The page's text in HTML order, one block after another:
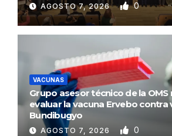
AGOSTO 7, 2026 0
VACUNAS
Grupo asesor técnico de la
evaluar la vacuna Ervebo contra
Bundibugyo
AGOSTO 7, 2026 0